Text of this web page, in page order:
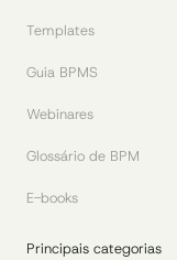
Templates
Guia BPMS
Webinares
Glossário de BPM
E-books
Principais categorias